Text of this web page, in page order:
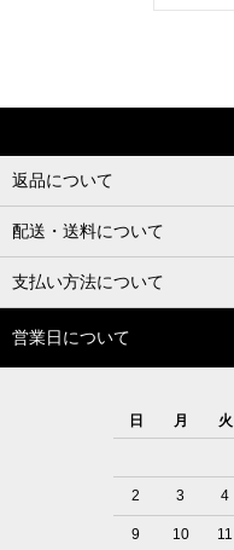
返品について
配送・送料について
支払い方法について
営業日について
日
月 火
2 3 4
9 10 11